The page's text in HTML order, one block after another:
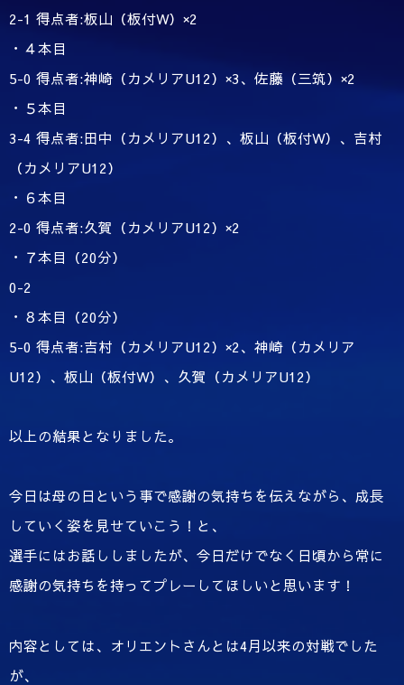
2-1 得点者:板山（板付W）×2
・４本目
5-0 得点者:神崎（カメリアU12）×3、佐藤（三筑）×2
・５本目
3-4 得点者:田中（カメリアU12）、板山（板付W）、吉村
（カメリアU12）
・６本目
2-0 得点者:久賀（カメリアU12）×2
・７本目（20分）
0-2
・８本目（20分）
5-0 得点者:吉村（カメリアU12）×2、神崎（カメリア
U12）、板山（板付W）、久賀（カメリアU12）
以上の結果となりました。
今日は母の日という事で感謝の気持ちを伝えながら、成長
していく姿を見せていこう！と、
選手にはお話ししましたが、今日だけでなく日頃から常に
感謝の気持ちを持ってプレーしてほしいと思います！
内容としては、オリエントさんとは4月以来の対戦でした
が、